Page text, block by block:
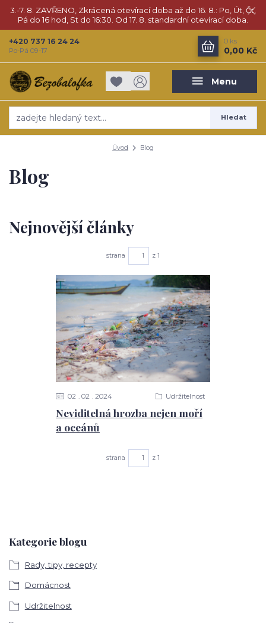
3.-7. 8. ZAVŘENO, Zkrácená otevírací doba až do 16. 8.: Po, Út, Čt,
Pá do 16 hod, St do 16:30. Od 17. 8. standardní otevírací doba.
Menu
Hledat
+420 737 16 24 24
Po-Pá 09-17
0 ks
0,00 Kč
Úvod Blog
Kategorie blogu
Rady, tipy, recepty
Domácnost
Udržitelnost
Blog
Nejnovější články
strana z 1
Neviditelná hrozba nejen moří
a oceánů
02 02 2024 Udržitelnost
strana z 1